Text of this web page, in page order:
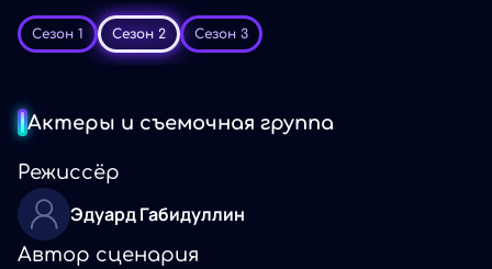
Сезон 1 Сезон 2 Сезон 3
Актеры и съемочная группа
Режиссёр
Эдуард Габидуллин
Автор сценария